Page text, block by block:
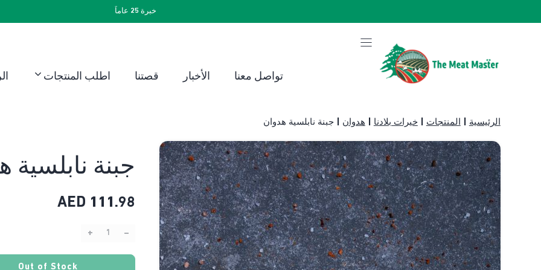
خبرة 25 عاماً
تواصل معنا الأخبار قصتنا اطلب المنتجات
الرئيسية المنتجات |خيرات بلادنا هدوان |جبنة نابلسية هدوان
جبنة نابلسية
111.98
AED
–
+
Out of Stock